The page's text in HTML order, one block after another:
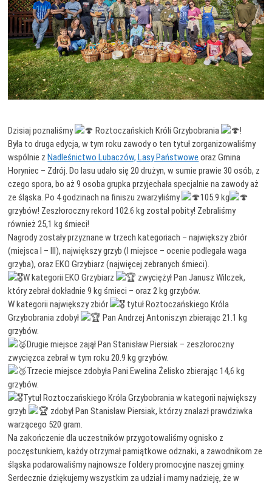
Dzisiaj poznaliśmy Roztoczańskich Króli Grzybobrania
!
Była to druga edycja, w tym roku zawody o ten tytuł zorganizowaliśmy
wspólnie zNadleśnictwo Lubaczów, Lasy Państwowe orazGmina
Horyniec – Zdrój. Do lasu udało się 20 drużyn, w sumie prawie 30 osób, z
czego spora, bo aż 9 osoba grupka przyjechała specjalnie na zawody aż
ze śląska. Po 4 godzinach na finiszu zwarzyliśmy
105.9 kg
grzybów! Zeszłoroczny rekord 102.6 kg został pobity! Zebraliśmy
również 25,1 kg śmieci!
Nagrody zostały przyznane w trzech kategoriach – największy zbiór
(miejsca I – III), największy grzyb (I miejsce – ocenie podlegała waga
grzyba), oraz EKO Grzybiarz (najwięcej zebranych śmieci).
W kategorii EKO Grzybiarz
zwyciężył Pan Janusz Wilczek,
który zebrał dokładnie 9 kg śmieci – oraz 2 kg grzybów.
W kategorii największy zbiór
tytuł Roztoczańskiego Króla
Grzybobrania zdobył
Pan Andrzej Antoniszyn zbierając 21.1 kg
grzybów.
Drugie miejsce zajął Pan Stanisław Piersiak – zeszłoroczny
zwycięzca zebrał w tym roku 20.9 kg grzybów.
Trzecie miejsce zdobyła Pani Ewelina Żelisko zbierając 14,6 kg
grzybów.
Tytuł Roztoczańskiego Króla Grzybobrania w kategorii największy
grzyb
zdobył Pan Stanisław Piersiak, którzy znalazł prawdziwka
warzącego 520 gram.
Na zakończenie dla uczestników przygotowaliśmy ognisko z
poczęstunkiem, każdy otrzymał pamiątkowe odznaki, a zawodnikom ze
śląska podarowaliśmy najnowsze foldery promocyjne naszej gminy.
Serdecznie dziękujemy wszystkim za udział i mamy nadzieję, że w